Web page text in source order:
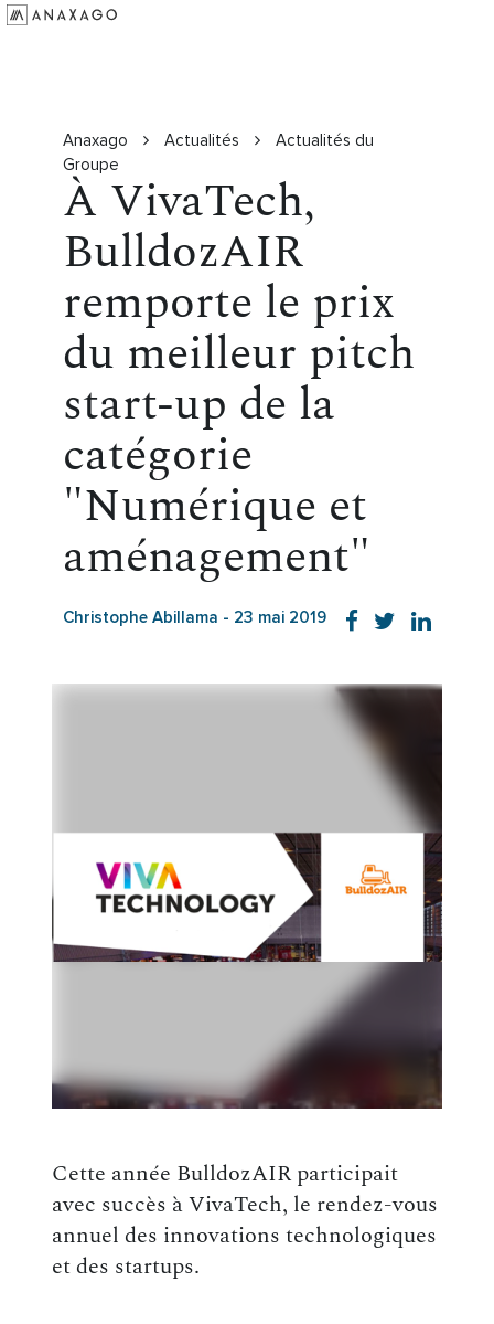
RessourcesAnaxago Actualités
Actualités du
Groupe
À VivaTech,
BulldozAIR
remporte le prix
du meilleur pitch
start-up de la
catégorie
"Numérique et
aménagement"
Christophe Abillama - 23 mai 2019
Cette année BulldozAIR participait
avec succès à VivaTech, le rendez-vous
annuel des innovations technologiques
et des startups.